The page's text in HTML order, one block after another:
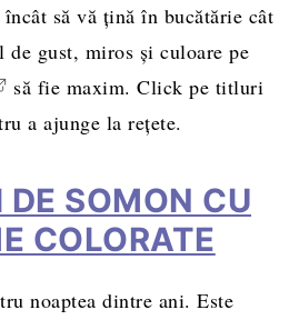
să vă țină în bucătărie cât
gust, miros și culoare pe
să fie maxim. Click pe titluri
a ajunge la rețete.
DE SOMON CU
COLORATE
noaptea dintre ani. Este